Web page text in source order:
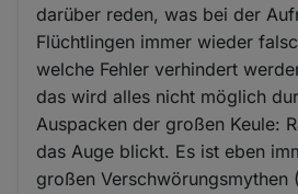
darüber reden, was bei der
Flüchtlingen immer wieder
welche Fehler verhindert
das wird alles nicht möglich
Auspacken der großen Keule:
das Auge blickt. Es ist eben
großen Verschwörungsmythen